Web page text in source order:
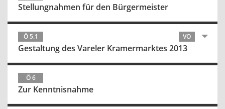
Stellungnahmen für den Bürgermeister
Ö 5.1 VO
Gestaltung des Vareler Kramermarktes 2013
Ö 6
Zur Kenntnisnahme